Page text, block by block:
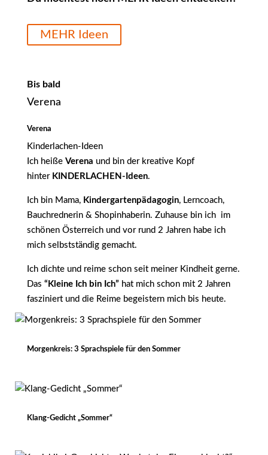
MEHR Ideen
Bis bald
Verena
Verena
Kinderlachen-Ideen
Ich heiße Verena und bin der kreative Kopf
hinter KINDERLACHEN-Ideen.
Ich bin Mama, Kindergartenpädagogin, Lerncoach,
Bauchrednerin & Shopinhaberin. Zuhause bin ich im
schönen Österreich und vor rund 2 Jahren habe ich
mich selbstständig gemacht.
Ich dichte und reime schon seit meiner Kindheit gerne.
Das “Kleine Ich bin Ich” hat mich schon mit 2 Jahren
fasziniert und die Reime begeistern mich bis heute.
Morgenkreis: 3 Sprachspiele für den Sommer
Klang-Gedicht „Sommer“